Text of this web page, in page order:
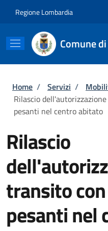
Regione Lombardia
Comune
Briciole di
Home / Servizi /
Rilascio
pesanti nel centro abitato
Rilascio
transito
pesanti nel